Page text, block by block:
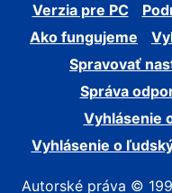
Verzia pre PC
Ako fungujeme
Spravovať
Správa
Vyhlásenie
Vyhlásenie o
Autorské práva ©